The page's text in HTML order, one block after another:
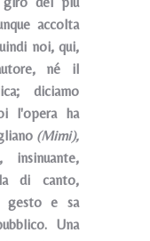
accolta
noi, qui,
né il
diciamo
l'opera ha
(Mimi),
di canto,
gesto e sa
Una